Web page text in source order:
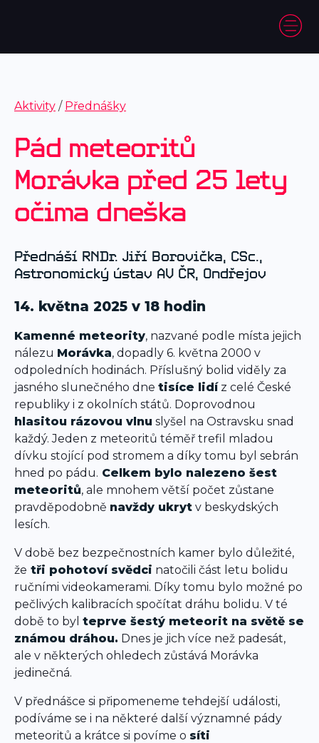
Aktivity / Přednášky
Pád meteoritů
Morávka před 25 lety
očima dneška
Přednáší RNDr. Jiří Borovička, CSc.,
Astronomický ústav AV ČR, Ondřejov
14. května 2025 v 18 hodin
Kamenné meteority, nazvané podle místa jejich
nálezu Morávka, dopadly 6. května 2000 v
odpoledních hodinách. Příslušný bolid viděly za
jasného slunečného dne tisíce lidíz celé České
republiky i z okolních států. Doprovodnou
hlasitou rázovou vlnu slyšel na Ostravsku snad
každý. Jeden z meteoritů téměř trefil mladou
dívku stojící pod stromem a díky tomu byl sebrán
hned po pádu. Celkem bylo nalezeno šest
meteoritů, ale mnohem větší počet zůstane
pravděpodobně navždy ukryt v beskydských
lesích.
V době bez bezpečnostních kamer bylo důležité,
že tři pohotoví svědci natočili část letu bolidu
ručními videokamerami. Díky tomu bylo možné po
pečlivých kalibracích spočítat dráhu bolidu. V té
době to byl teprve šestý meteorit na světě se
známou dráhou. Dnes je jich více než padesát,
ale v některých ohledech zůstává Morávka
jedinečná.
V přednášce si připomeneme tehdejší události,
podíváme se i na některé další významné pády
meteoritů a krátce si povíme o síti